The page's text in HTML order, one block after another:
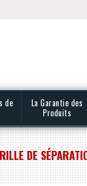
de
La Garantie des
Produits
DE